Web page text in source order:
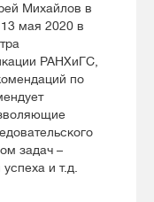
Михайлов в
мая 2020 в
РАНХиГС,
по
задач –
и т.д.